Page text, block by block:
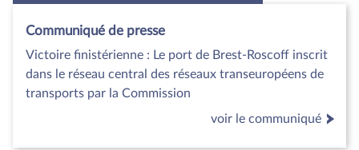
Communiqué de presse
Victoire finistérienne : Le port de Brest-Roscoff inscrit
dans le réseau central des réseaux transeuropéens de
transports par la Commission
voir le communiqué